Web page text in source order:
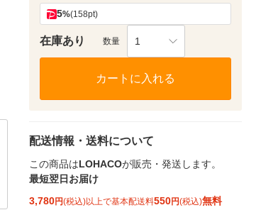
5%(158pt)
在庫あり 数量 1
カートに入れる
配送情報・送料について
この商品はLOHACOが販売・発送します。
最短翌日お届け
3,780円(税込)以上で基本配送料550円(税込)無料